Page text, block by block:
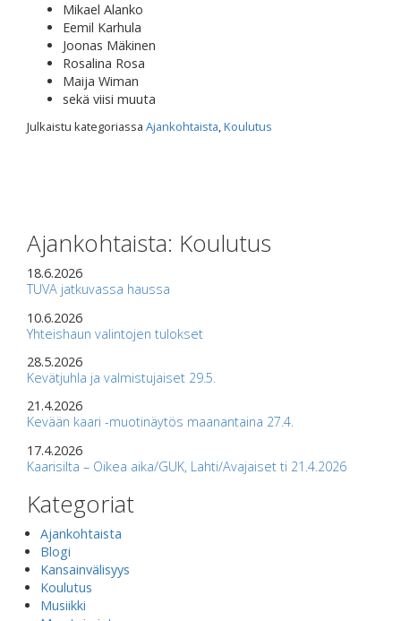
Mikael Alanko
Eemil Karhula
Joonas Mäkinen
Rosalina Rosa
Maija Wiman
sekä viisi muuta
Julkaistu kategoriassa Ajankohtaista,Koulutus
Ajankohtaista: Koulutus
18.6.2026
TUVA jatkuvassa haussa
10.6.2026
Yhteishaun valintojen tulokset
28.5.2026
Kevätjuhla ja valmistujaiset 29.5.
21.4.2026
Kevään kaari -muotinäytös maanantaina 27.4.
17.4.2026
Kaarisilta – Oikea aika/GUK, Lahti/Avajaiset ti 21.4.2026
Kategoriat
Ajankohtaista
Blogi
Kansainvälisyys
Koulutus
Musiikki